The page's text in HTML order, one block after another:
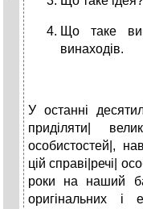
Що таке
винаходів.
У останні
приділяти|
особистостей|,
цій справі|речі|
роки на наший
оригінальних і